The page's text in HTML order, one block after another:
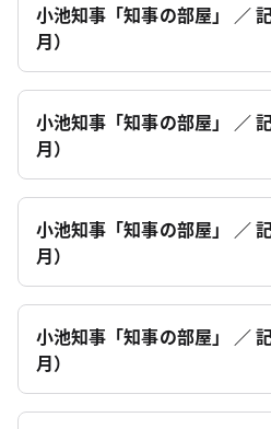
小池知事「知事の部屋」 ／
月）
小池知事「知事の部屋」 ／
月）
小池知事「知事の部屋」 ／
月）
小池知事「知事の部屋」 ／
月）